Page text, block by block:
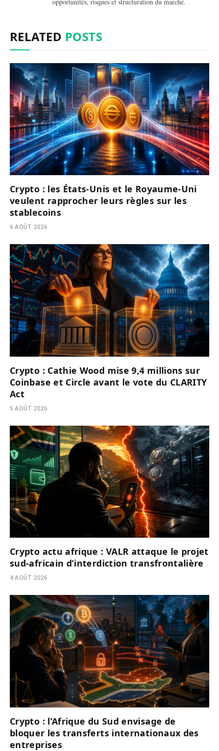
RELATED POSTS
Crypto : les États-Unis et le Royaume-Uni
veulent rapprocher leurs règles sur les
stablecoins
6 AOÛT 2026
Crypto : Cathie Wood mise 9,4 millions sur
Coinbase et Circle avant le vote du CLARITY
Act
5 AOÛT 2026
Crypto actu afrique : VALR attaque le projet
sud-africain d’interdiction transfrontalière
4 AOÛT 2026
Crypto : l’Afrique du Sud envisage de
bloquer les transferts internationaux des
entreprises